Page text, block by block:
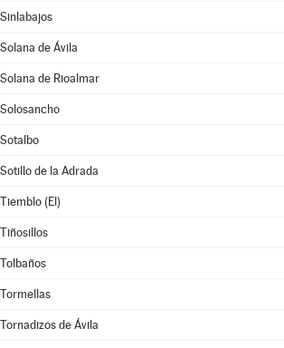
Sinlabajos
Solana de Ávila
Solana de Rioalmar
Solosancho
Sotalbo
Sotillo de la Adrada
Tiemblo (El)
Tiñosillos
Tolbaños
Tormellas
Tornadizos de Ávila